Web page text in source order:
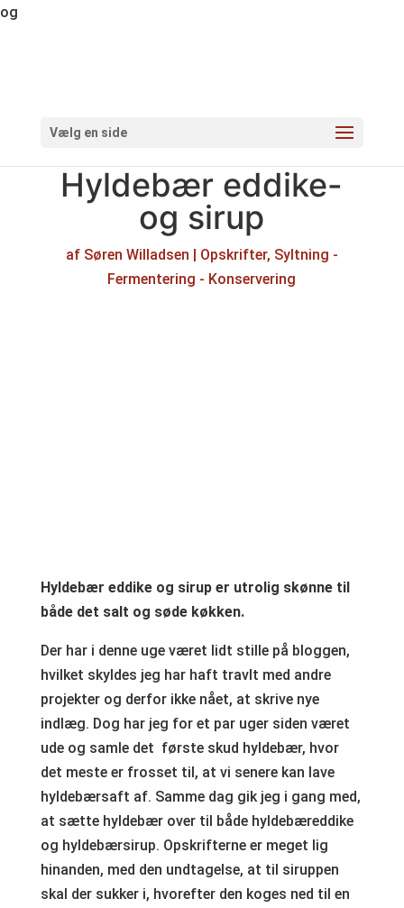
og
Vælg en side
Hyldebær eddike-
og sirup
af Søren Willadsen | Opskrifter, Syltning -
Fermentering - Konservering
Hyldebær eddike og sirup er utrolig skønne til
både det salt og søde køkken.
Der har i denne uge været lidt stille på bloggen,
hvilket skyldes jeg har haft travlt med andre
projekter og derfor ikke nået, at skrive nye
indlæg. Dog har jeg for et par uger siden været
ude og samle det første skud hyldebær, hvor
det meste er frosset til, at vi senere kan lave
hyldebærsaft af. Samme dag gik jeg i gang med,
at sætte hyldebær over til både hyldebæreddike
og hyldebærsirup. Opskrifterne er meget lig
hinanden, med den undtagelse, at til siruppen
skal der sukker i, hvorefter den koges ned til en